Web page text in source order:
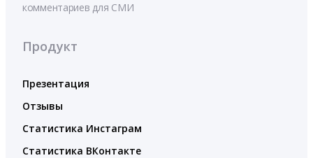
комментариев для СМИ
Продукт
Презентация
Отзывы
Статистика Инстаграм
Статистика ВКонтакте